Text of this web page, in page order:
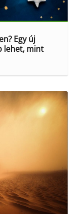
Egy új
lehet, mint